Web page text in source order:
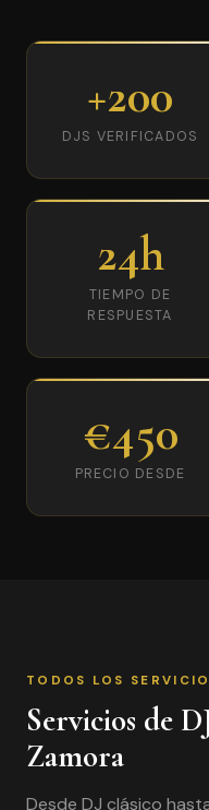
+200
DJS VERIFICADOS
24h
TIEMPO DE
RESPUESTA
€450
PRECIO DESDE
TODOS LOS
Servicios de
Zamora
Desde DJ clásico